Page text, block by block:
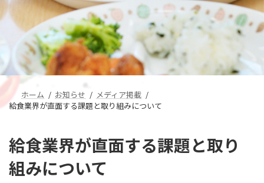
ッ
プ
移
動
ホーム お知らせ
メディア掲載
給食業界が直面する課題と取り組みについて
給食業界が直面する課題と取り
組みについて